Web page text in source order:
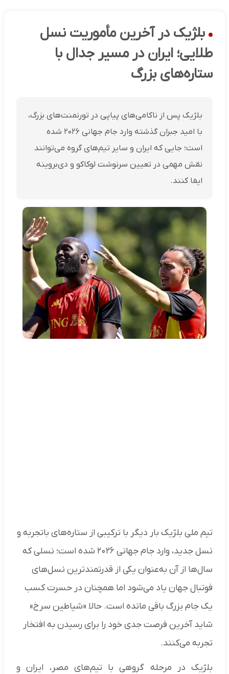
بلژیک در آخرین مأموریت نسل
طلایی؛ ایران در مسیر جدال با
ستاره‌های بزرگ
بلژیک پس از ناکامی‌های پیاپی در تورنمنت‌های بزرگ،
با امید جبران گذشته وارد جام جهانی ۲۰۲۶ شده
است؛ جایی که ایران و سایر تیم‌های گروه می‌توانند
نقش مهمی در تعیین سرنوشت لوکاکو و دی‌بروینه
ایفا کنند.
تیم ملی بلژیک بار دیگر با ترکیبی از ستاره‌های باتجربه و
نسل جدید، وارد جام جهانی ۲۰۲۶ شده است؛ نسلی که
سال‌ها از آن به‌عنوان یکی از قدرتمندترین نسل‌های
فوتبال جهان یاد می‌شود اما همچنان در حسرت کسب
یک جام بزرگ باقی مانده است. حالا «شیاطین سرخ»
شاید آخرین فرصت جدی خود را برای رسیدن به افتخار
تجربه می‌کنند.
بلژیک در مرحله گروهی با تیم‌های مصر، ایران و